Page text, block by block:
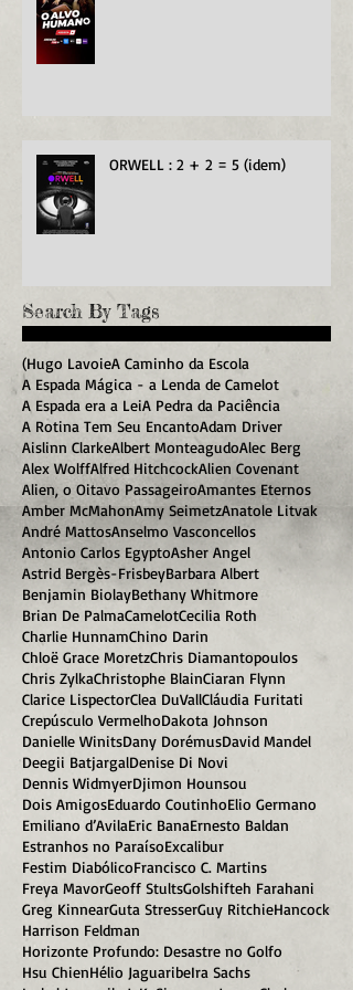
ORWELL : 2 + 2 = 5 (idem)
Search By Tags
(Hugo LavoieA Caminho da Escola
A Espada Mágica - a Lenda de Camelot
A Espada era a LeiA Pedra da Paciência
A Rotina Tem Seu EncantoAdam Driver
Aislinn ClarkeAlbert MonteagudoAlec Berg
Alex WolffAlfred HitchcockAlien Covenant
Alien, o Oitavo PassageiroAmantes Eternos
Amber McMahonAmy SeimetzAnatole Litvak
André MattosAnselmo Vasconcellos
Antonio Carlos EgyptoAsher Angel
Astrid Bergès-FrisbeyBarbara Albert
Benjamin BiolayBethany Whitmore
Brian De PalmaCamelotCecilia Roth
Charlie HunnamChino Darin
Chloë Grace MoretzChris Diamantopoulos
Chris ZylkaChristophe BlainCiaran Flynn
Clarice LispectorClea DuVallCláudia Furitati
Crepúsculo VermelhoDakota Johnson
Danielle WinitsDany DorémusDavid Mandel
Deegii BatjargalDenise Di Novi
Dennis WidmyerDjimon Hounsou
Dois AmigosEduardo CoutinhoElio Germano
Emiliano d’AvilaEric BanaErnesto Baldan
Estranhos no ParaísoExcalibur
Festim DiabólicoFrancisco C. Martins
Freya MavorGeoff StultsGolshifteh Farahani
Greg KinnearGuta StresserGuy RitchieHancock
Harrison Feldman
Horizonte Profundo: Desastre no Golfo
Hsu ChienHélio JaguaribeIra Sachs